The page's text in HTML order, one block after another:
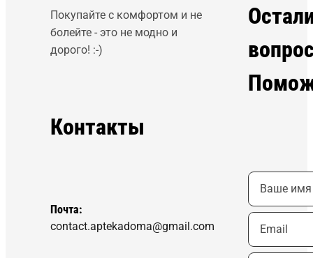
Покупайте с комфортом и не
болейте - это не модно и
дорого! :-)
Контакты
Почта:
contact.aptekadoma@gmail.com